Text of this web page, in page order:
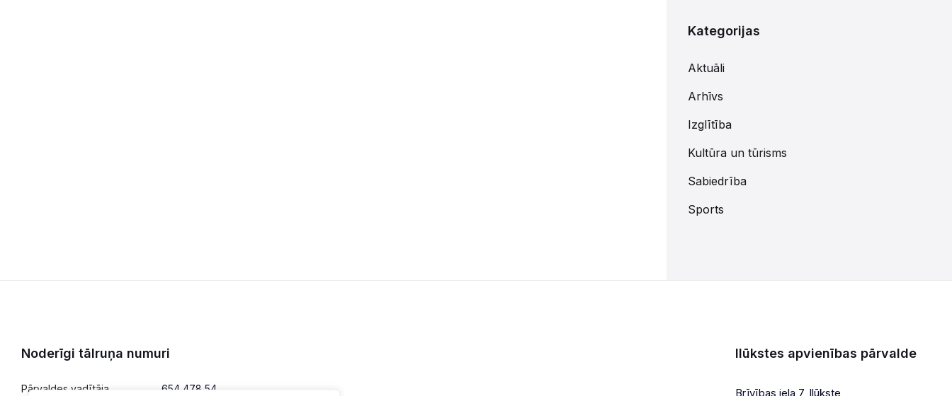
Kategorijas
Aktuāli
Arhīvs
Izglītība
Kultūra un tūrisms
Sabiedrība
Sports
Noderīgi tālruņa numuri
Pārvaldes vadītāja 654 478 54
Ilūkstes apvienības pārvalde
Brīvības iela 7, Ilūkste,